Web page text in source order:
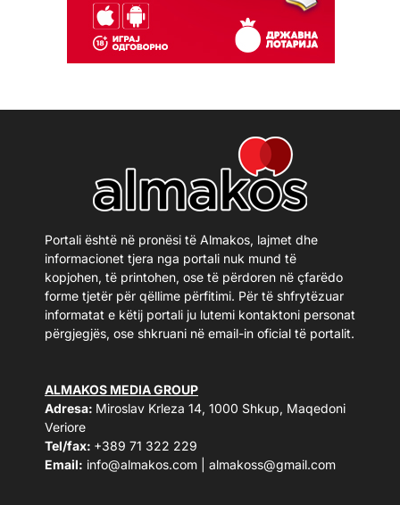
Portali është në pronësi të Almakos, lajmet dhe
informacionet tjera nga portali nuk mund të
kopjohen, të printohen, ose të përdoren në çfarëdo
forme tjetër për qëllime përfitimi. Për të shfrytëzuar
informatat e këtij portali ju lutemi kontaktoni personat
përgjegjës, ose shkruani në email-in oficial të portalit.
ALMAKOS MEDIA GROUP
Adresa: Miroslav Krleza 14, 1000 Shkup, Maqedoni
Veriore
Tel/fax: +389 71 322 229
Email: info@almakos.com almakoss@gmail.com